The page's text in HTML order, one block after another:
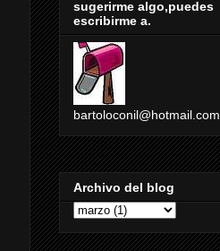
sugerirme algo,puedes
escribirme a.
bartoloconil@hotmail.com
Archivo del blog